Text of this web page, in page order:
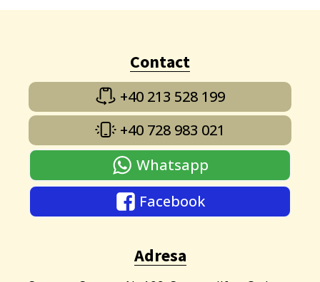
Contact
+40 213 528 199
+40 728 983 021
Whatsapp
Facebook
Adresa